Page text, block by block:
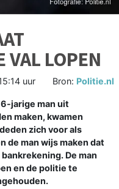
VAL LOPEN
uur Bron: Politie.nl
jarige man uit
maken, kwamen
zich voor als
de man wijs maken dat
De man
en de politie te